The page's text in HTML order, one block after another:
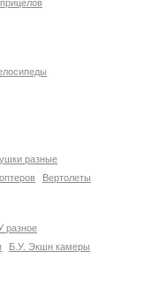
разные
Вертолеты
разное
Б.У. Экшн камеры